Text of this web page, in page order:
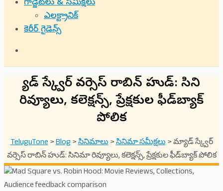
గాడ్జెట్‌లు & సమీక్షలు
ఎలక్ట్రానిక్
కెరీర్ గైడెన్స్
మ్యాడ్ స్క్వేర్ వర్సెస్ రాబిన్ హుడ్: సినిమా
రివ్యూలు, కలెక్షన్స్, ప్రేక్షకుల ఫీడ్‌బ్యాక్
పోలిక
TeluguTone>Blog>సినిమాలు>సినిమా సమీక్షలు>మ్యాడ్ స్క్వేర్
వర్సెస్ రాబిన్ హుడ్: సినిమా రివ్యూలు, కలెక్షన్స్, ప్రేక్షకుల ఫీడ్‌బ్యాక్ పోలిక